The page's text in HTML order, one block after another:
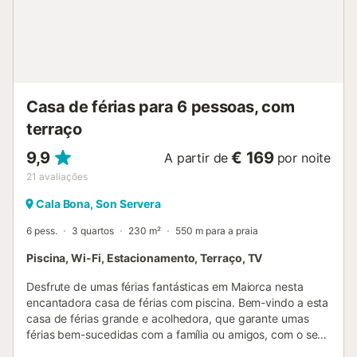
Casa de férias para 6 pessoas, com
terraço
9,9
21 avaliações
A partir de € 169 por noite
Cala Bona, Son Servera
6 pess. 3 quartos 230 m² 550 m para a praia
Piscina, Wi-Fi, Estacionamento, Terraço, TV
Desfrute de umas férias fantásticas em Maiorca nesta
encantadora casa de férias com piscina. Bem-vindo a esta
casa de férias grande e acolhedora, que garante umas
férias bem-sucedidas com a família ou amigos, com o seu